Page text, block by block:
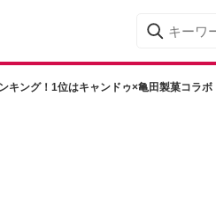
キング！1位はキャンドゥ×亀田製菓コラボ